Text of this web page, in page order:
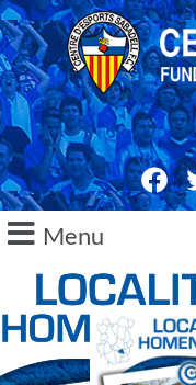
Menu